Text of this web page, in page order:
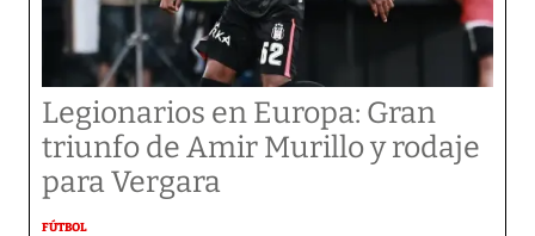
Legionarios en Europa: Gran
triunfo de Amir Murillo y rodaje
para Vergara
FÚTBOL